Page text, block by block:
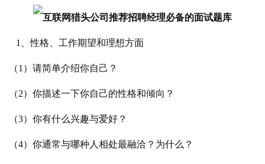
1、性格、工作期望和理想方面
（1）请简单介绍你自己？
（2）你描述一下你自己的性格和倾向？
（3）你有什么兴趣与爱好？
（4）你通常与哪种人相处最融洽？为什么？